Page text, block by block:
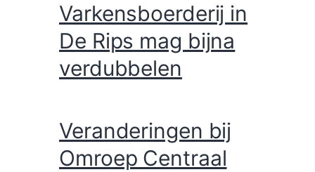
Varkensboerderij in
De Rips mag bijna
verdubbelen
Veranderingen bij
Omroep Centraal